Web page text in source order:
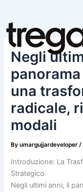
content
Negli
una
radicale,
modali
Byumargujjardeveloper /
Introduzione: La
Strategico
Negli ultimi anni, il